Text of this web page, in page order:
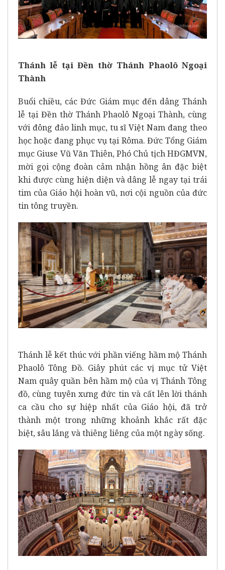
Thánh lễ tại Đền thờ Thánh Phaolô Ngoại
Thành
Buổi chiều, các Đức Giám mục đến dâng Thánh
lễ tại Đền thờ Thánh Phaolô Ngoại Thành, cùng
với đông đảo linh mục, tu sĩ Việt Nam đang theo
học hoặc đang phục vụ tại Rôma. Đức Tổng Giám
mục Giuse Vũ Văn Thiên, Phó Chủ tịch HĐGMVN,
mời gọi cộng đoàn cảm nhận hồng ân đặc biệt
khi được cùng hiện diện và dâng lễ ngay tại trái
tim của Giáo hội hoàn vũ, nơi cội nguồn của đức
tin tông truyền.
Thánh lễ kết thúc với phần viếng hầm mộ Thánh
Phaolô Tông Đồ. Giây phút các vị mục tử Việt
Nam quây quần bên hầm mộ của vị Thánh Tông
đồ, cùng tuyên xưng đức tin và cất lên lời thánh
ca cầu cho sự hiệp nhất của Giáo hội, đã trở
thành một trong những khoảnh khắc rất đặc
biệt, sâu lắng và thiêng liêng của một ngày sống.